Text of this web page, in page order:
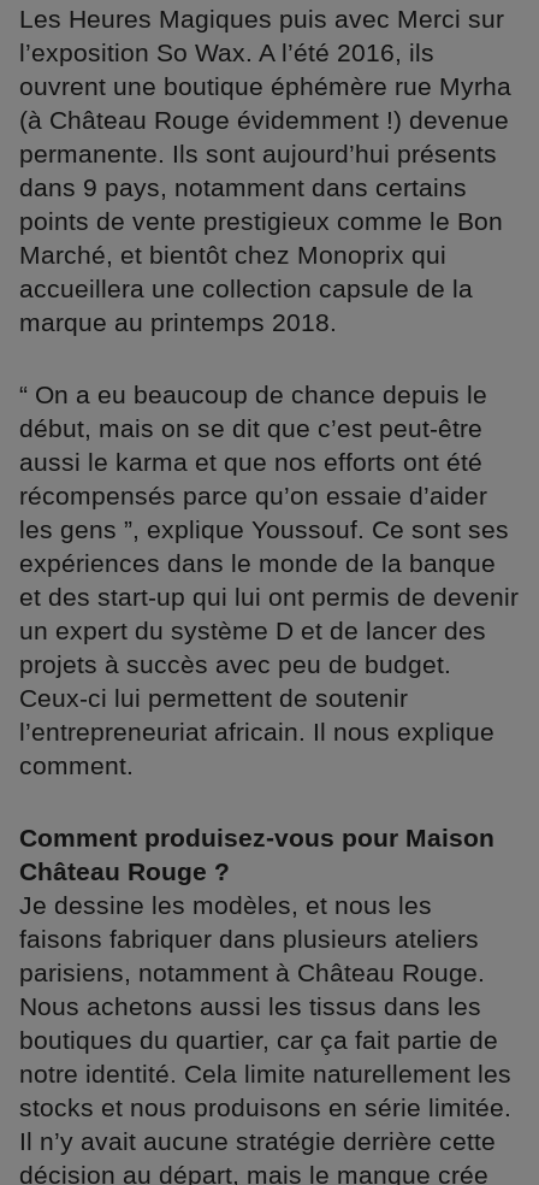
Les Heures Magiques puis avec Merci sur
l’exposition So Wax. A l’été 2016, ils
ouvrent une boutique éphémère rue Myrha
(à Château Rouge évidemment !) devenue
permanente. Ils sont aujourd’hui présents
dans 9 pays, notamment dans certains
points de vente prestigieux comme le Bon
Marché, et bientôt chez Monoprix qui
accueillera une collection capsule de la
marque au printemps 2018.
“ On a eu beaucoup de chance depuis le
début, mais on se dit que c’est peut-être
aussi le karma et que nos efforts ont été
récompensés parce qu’on essaie d’aider
les gens ”, explique Youssouf. Ce sont ses
expériences dans le monde de la banque
et des start-up qui lui ont permis de devenir
un expert du système D et de lancer des
projets à succès avec peu de budget.
Ceux-ci lui permettent de soutenir
l’entrepreneuriat africain. Il nous explique
comment.
Comment produisez-vous pour Maison
Château Rouge ?
Je dessine les modèles, et nous les
faisons fabriquer dans plusieurs ateliers
parisiens, notamment à Château Rouge.
Nous achetons aussi les tissus dans les
boutiques du quartier, car ça fait partie de
notre identité. Cela limite naturellement les
stocks et nous produisons en série limitée.
Il n’y avait aucune stratégie derrière cette
décision au départ, mais le manque crée